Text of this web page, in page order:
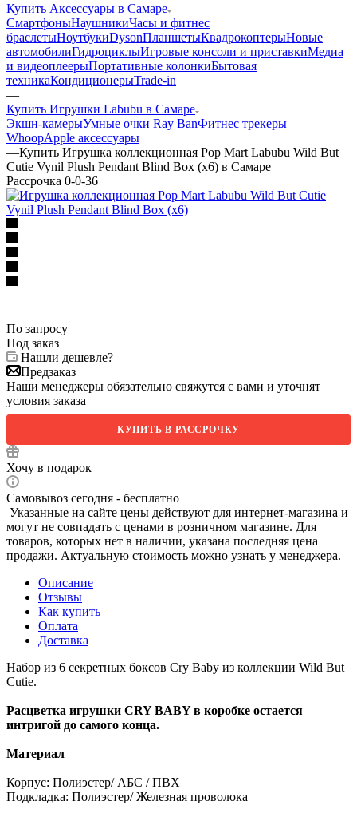
Купить Аксессуары в Самаре
СмартфоныНаушникиЧасы и фитнес
браслетыНоутбукиDysonПланшетыКвадрокоптерыНовые
автомобилиГидроциклыИгровые консоли и приставкиМедиа
и видеоплеерыПортативные колонкиБытовая
техникаКондиционерыTrade-in
—
Купить Игрушки Labubu в Самаре
Экшн-камерыУмные очки Ray BanФитнес трекеры
WhoopApple аксессуары
—Купить Игрушка коллекционная Pop Mart Labubu Wild But
Cutie Vynil Plush Pendant Blind Box (x6) в Самаре
Рассрочка 0-0-36
По запросу
Под заказ
Нашли дешевле?
Предзаказ
Наши менеджеры обязательно свяжутся с вами и уточнят
условия заказа
КУПИТЬ В РАССРОЧКУ
Хочу в подарок
Самовывоз сегодня - бесплатно
Указанные на сайте цены действуют для интернет-магазина и
могут не совпадать с ценами в розничном магазине. Для
товаров, которых нет в наличии, указана последняя цена
продажи. Актуальную стоимость можно узнать у менеджера.
Описание
Отзывы
Как купить
Оплата
Доставка
Набор из 6 секретных боксов Cry Baby из коллекции Wild But
Cutie.
Расцветка игрушки CRY BABY в коробке остается
интригой до самого конца.
Материал
Корпус: Полиэстер/ АБС / ПВХ
Подкладка: Полиэстер/ Железная проволока